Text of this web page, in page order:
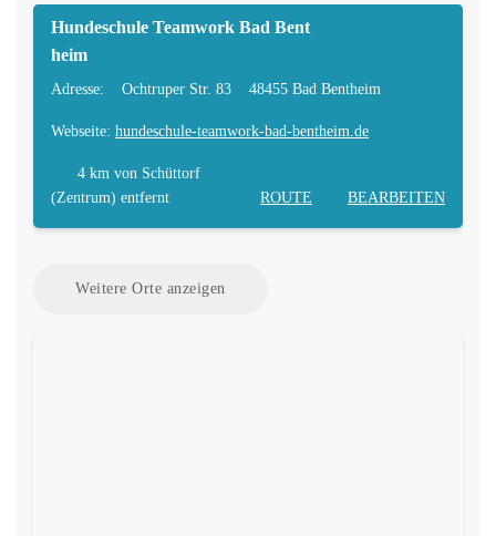
Hundeschule Teamwork Bad Bent
heim
Adresse: Ochtruper Str. 83 48455 Bad Bentheim
Webseite: hundeschule-teamwork-bad-bentheim.de
4 km von Schüttorf
(Zentrum) entfernt
ROUTE BEARBEITEN
Weitere Orte anzeigen